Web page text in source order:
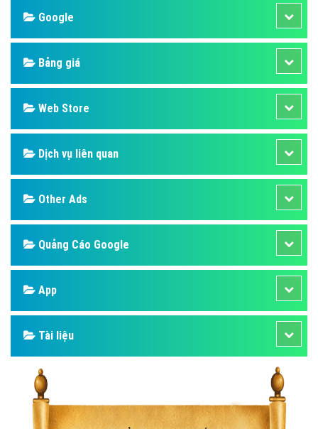
Google
Bảng giá
Web Store
Dịch vụ liên quan
Other Ads
Quảng Cáo Google
App
Tài liệu